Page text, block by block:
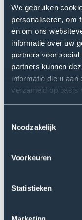
We gebruiken
personaliseren, om
en om ons
informatie over uw
partners voor social
partners kunnen
informatie die u aan
verzameld op basis
Noodzakelijk
Voorkeuren
Statistieken
Marketing
(late) nadelige
preventie en
3) verkleinen
ten gevolge van
onderzoekslijnen
over de
paramedici
‘preventie en
mogelijk